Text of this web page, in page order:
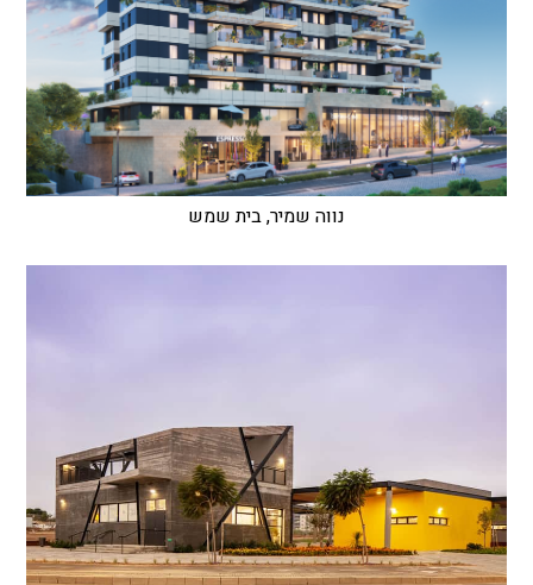
נווה שמיר, בית שמש